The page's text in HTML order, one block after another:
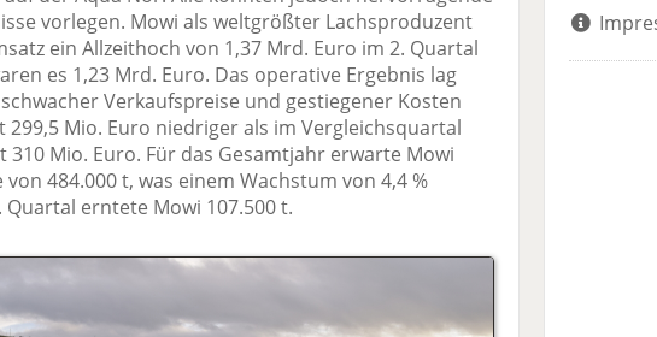
vorlegen. Mowi als weltgrößter Lachsproduzent
ein Allzeithoch von 1,37 Mrd. Euro im 2. Quartal
es 1,23 Mrd. Euro. Das operative Ergebnis lag
Verkaufspreise und gestiegener Kosten
299,5 Mio. Euro niedriger als im Vergleichsquartal
310 Mio. Euro. Für das Gesamtjahr erwarte Mowi
484.000 t, was einem Wachstum von 4,4 %
Quartal erntete Mowi 107.500 t.